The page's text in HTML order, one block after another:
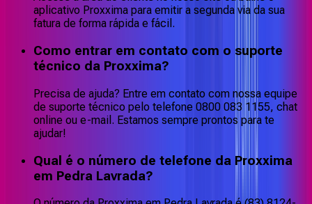
aplicativo Proxxima para emitir a segunda via da sua
fatura de forma rápida e fácil.
Como entrar em contato com o suporte
técnico da Proxxima?
Precisa de ajuda? Entre em contato com nossa equipe
de suporte técnico pelo telefone 0800 083 1155, chat
online ou e-mail. Estamos sempre prontos para te
ajudar!
Qual é o número de telefone da Proxxima
em Pedra Lavrada?